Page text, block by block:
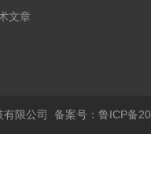
文章
有限公司 备案号：鲁ICP备